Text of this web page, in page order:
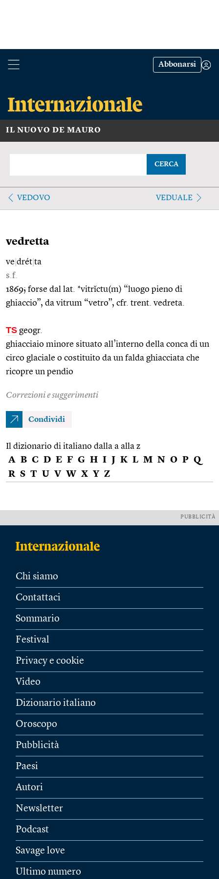
Abbonarsi
IL NUOVO DE MAURO
CERCA
VEDOVO VEDUALE
vedretta
ve drét ta
s.f.
1869; forse dal lat. *vitrĭctu(m) “luogo pieno di
ghiaccio”, da vitrum “vetro”, cfr. trent. vedreta.
TS geogr.
ghiacciaio minore situato all’interno della conca di un
circo glaciale o costituito da un falda ghiacciata che
ricopre un pendio
Correzioni e suggerimenti
Condividi
Il dizionario di italiano dalla a alla z
A B C D E F G H I J K L M N O P Q
R S T U V W X Y Z
PUBBLICITÀ
Chi siamo
Contattaci
Sommario
Festival
Privacy e cookie
Video
Dizionario italiano
Oroscopo
Pubblicità
Paesi
Autori
Newsletter
Podcast
Savage love
Ultimo numero